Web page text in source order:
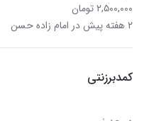
۲,۵۰۰,۰۰۰ تومان
۲ هفته پیش در امام زاده حسن
کمدبرزنتی